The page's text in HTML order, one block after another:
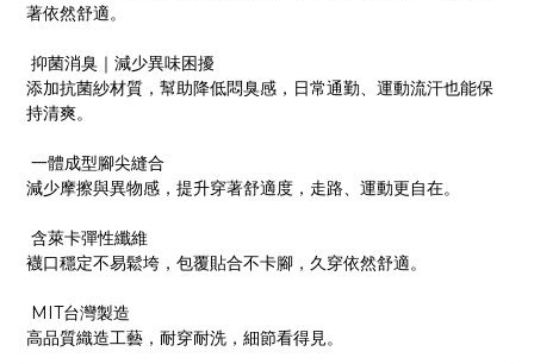
著依然舒適。
抑菌消臭｜減少異味困擾
添加抗菌紗材質，幫助降低悶臭感，日常通勤、運動流汗也能保
持清爽。
一體成型腳尖縫合
減少摩擦與異物感，提升穿著舒適度，走路、運動更自在。
含萊卡彈性纖維
襪口穩定不易鬆垮，包覆貼合不卡腳，久穿依然舒適。
MIT台灣製造
高品質織造工藝，耐穿耐洗，細節看得見。